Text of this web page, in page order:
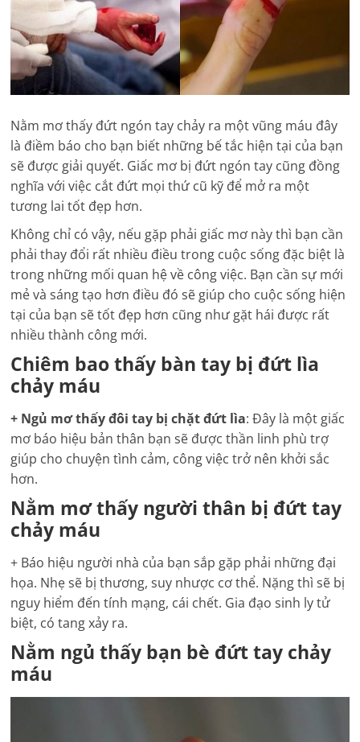
Nằm mơ thấy đứt ngón tay chảy ra một vũng máu đây
là điềm báo cho bạn biết những bế tắc hiện tại của bạn
sẽ được giải quyết. Giấc mơ bị đứt ngón tay cũng đồng
nghĩa với việc cắt đứt mọi thứ cũ kỹ để mở ra một
tương lai tốt đẹp hơn.
Không chỉ có vậy, nếu gặp phải giấc mơ này thì bạn cần
phải thay đổi rất nhiều điều trong cuộc sống đặc biệt là
trong những mối quan hệ về công việc. Bạn cần sự mới
mẻ và sáng tạo hơn điều đó sẽ giúp cho cuộc sống hiện
tại của bạn sẽ tốt đẹp hơn cũng như gặt hái được rất
nhiều thành công mới.
Chiêm bao thấy bàn tay bị đứt lìa
chảy máu
+ Ngủ mơ thấy đôi tay bị chặt đứt lìa: Đây là một giấc
mơ báo hiệu bản thân bạn sẽ được thần linh phù trợ
giúp cho chuyện tình cảm, công việc trở nên khởi sắc
hơn.
Nằm mơ thấy người thân bị đứt tay
chảy máu
+ Báo hiệu người nhà của bạn sắp gặp phải những đại
họa. Nhẹ sẽ bị thương, suy nhược cơ thể. Nặng thì sẽ bị
nguy hiểm đến tính mạng, cái chết. Gia đạo sinh ly tử
biệt, có tang xảy ra.
Nằm ngủ thấy bạn bè đứt tay chảy
máu